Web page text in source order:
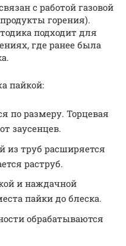
с работой газовой
горения).
подходит для
где ранее была
пайкой:
по размеру. Торцевая
заусенцев.
из труб расширяется
раструб.
и наждачной
пайки до блеска.
обрабатываются